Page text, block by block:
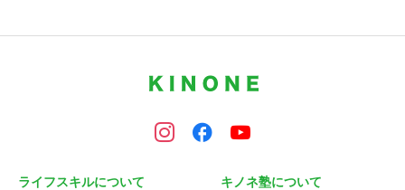
ライフスキルについて キノネ塾について